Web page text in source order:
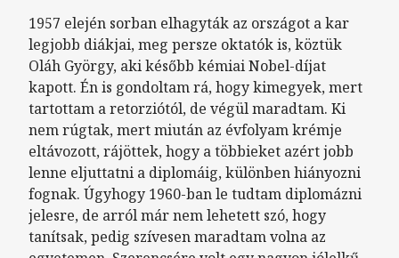
1957 elején sorban elhagyták az országot a kar
legjobb diákjai, meg persze oktatók is, köztük
Oláh György, aki később kémiai Nobel-díjat
kapott. Én is gondoltam rá, hogy kimegyek, mert
tartottam a retorziótól, de végül maradtam. Ki
nem rúgtak, mert miután az évfolyam krémje
eltávozott, rájöttek, hogy a többieket azért jobb
lenne eljuttatni a diplomáig, különben hiányozni
fognak. Úgyhogy 1960-ban le tudtam diplomázni
jelesre, de arról már nem lehetett szó, hogy
tanítsak, pedig szívesen maradtam volna az